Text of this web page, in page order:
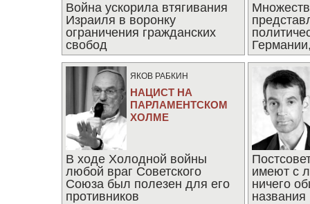
Война ускорила втягивания
Израиля в воронку
ограничения гражданских
свобод
ЯКОВ РАБКИН
НАЦИСТ НА
ПАРЛАМЕНТСКОМ
ХОЛМЕ
В ходе Холодной войны
любой враг Советского
Союза был полезен для его
противников
имеют с
ничего
названия